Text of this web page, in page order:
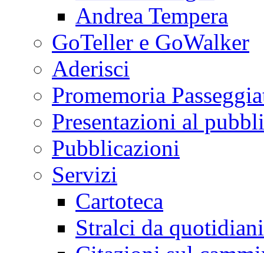
Andrea Tempera
GoTeller e GoWalker
Aderisci
Promemoria
Presentazioni al
Pubblicazioni
Servizi
Cartoteca
Stralci da